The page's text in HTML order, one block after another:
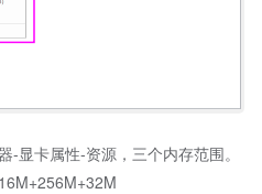
显卡属性-资源，三个内存范围。